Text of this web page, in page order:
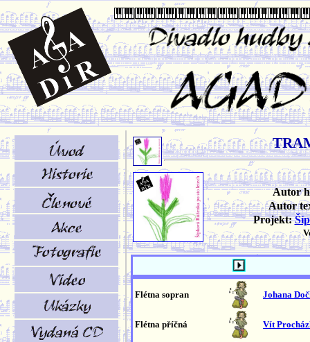
Autor
Autor
Projekt:
Flétna sopran Johana
Flétna příčná Vít